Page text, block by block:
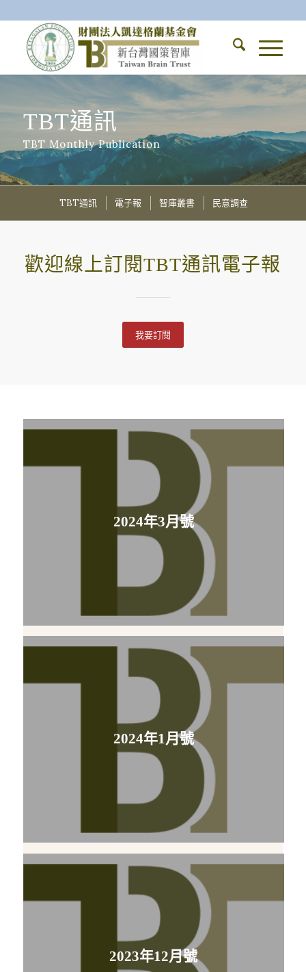
TBT通訊
TBT Monthly Publication
TBT通訊 電子報 智庫叢書 民意調查
歡迎線上訂閱TBT通訊電子報
我要訂閱
2024年3月號
2024年1月號
2023年12月號